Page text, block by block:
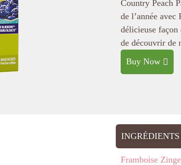
Country Peach
de l’année
délicieuse façon
de découvrir de
Buy Now
INGRÉDIENTS
Framboise